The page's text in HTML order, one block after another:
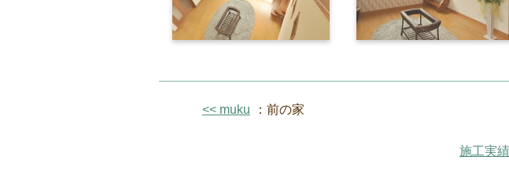
<< muku ：前の家
施工実績